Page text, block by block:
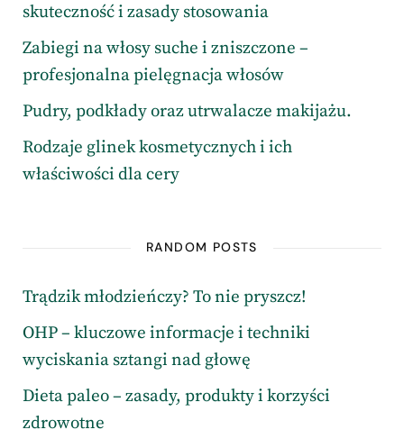
skuteczność i zasady stosowania
Zabiegi na włosy suche i zniszczone –
profesjonalna pielęgnacja włosów
Pudry, podkłady oraz utrwalacze makijażu.
Rodzaje glinek kosmetycznych i ich
właściwości dla cery
RANDOM POSTS
Trądzik młodzieńczy? To nie pryszcz!
OHP – kluczowe informacje i techniki
wyciskania sztangi nad głowę
Dieta paleo – zasady, produkty i korzyści
zdrowotne